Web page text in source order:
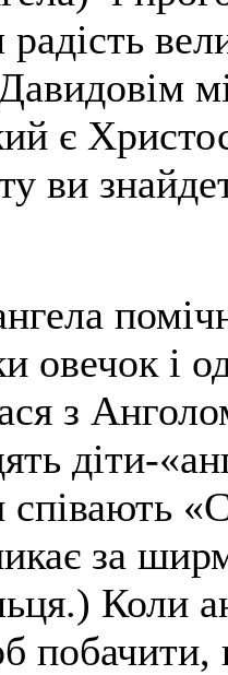
є
ви
овечок і
з
діти-
за
Коли
побачити,